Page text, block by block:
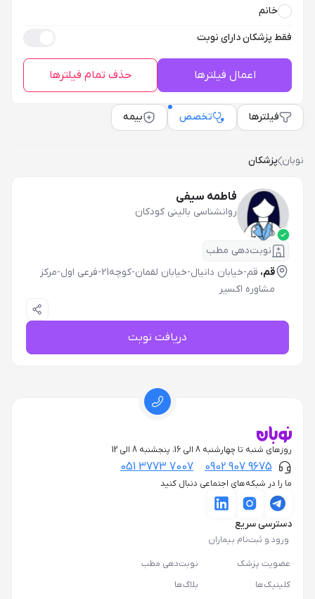
خانم
فقط پزشکان دارای نوبت
اعمال فیلترها حذف تمام فیلترها
فیلترها تخصص بیمه
نوبان پزشکان
فاطمه سیفی
روانشناسی بالینی کودکان
نوبت‌دهی مطب
قم،
قم-خیابان دانیال-خیابان لقمان-کوچه21-فرعی اول-مرکز
مشاوره اکسیر
دریافت نوبت
روزهای شنبه تا چهارشنبه 8 الی 16، پنجشنبه 8 الی 12
0902 907 9675
051 3773 7007
ما را در شبکه‌های اجتماعی دنبال کنید
دسترسی سریع
ورود و ثبت‌نام بیماران
عضویت پزشک
نوبت‌دهی مطب
کلینیک‌ها
بلاگ‌ها